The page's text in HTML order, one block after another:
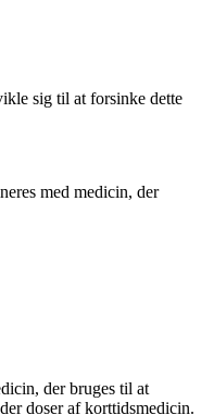
sig til at forsinke dette
med medicin, der
der bruges til at
doser af korttidsmedicin.